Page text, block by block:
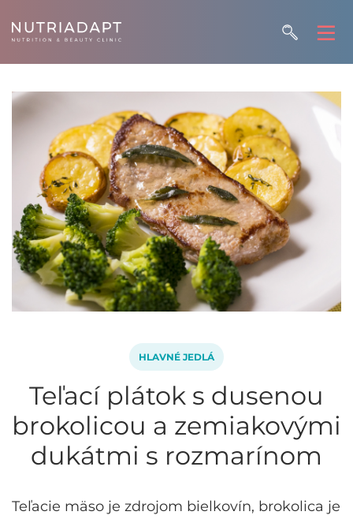
HLAVNÉ JEDLÁ
Teľací plátok s dusenou
brokolicou a zemiakovými
dukátmi s rozmarínom
Teľacie mäso je zdrojom bielkovín, brokolica je